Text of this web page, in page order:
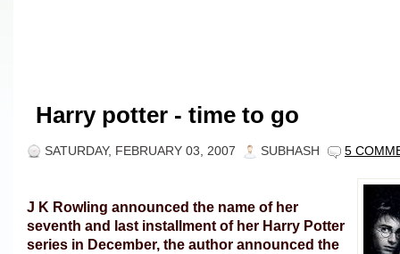
Harry potter - time to go
SATURDAY, FEBRUARY 03, 2007 SUBHASH 5
J K Rowling announced the name of her
seventh and last installment of her Harry Potter
series in December, the author announced the